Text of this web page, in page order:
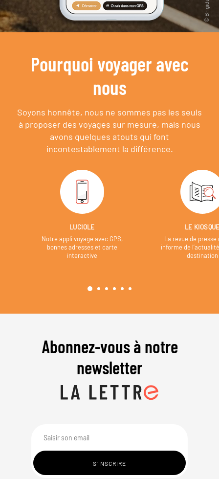
Pourquoi voyager avec
nous
Soyons honnête, nous ne sommes pas les seuls
à proposer des voyages sur mesure, mais nous
avons quelques atouts qui font
incontestablement la différence.
LUCIOLE
Notre appli voyage avec GPS,
bonnes adresses et carte
interactive
LE
La revue de presse
informe de
destination
Abonnez-vous à notre
newsletter